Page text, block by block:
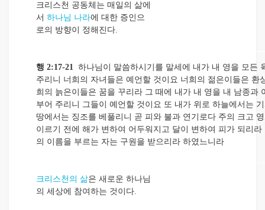
크리스천 공동체는 매일의 삶에
서 하나님 나라에 대한 증인으
로의 방향이 정해진다.
행 2:17-21 하나님이 말씀하시기를 말세에 내가 내 영을 모든
주리니 너희의 자녀들은 예언할 것이요 너희의 젊은이들은 환
희의 늙은이들은 꿈을 꾸리라 그 때에 내가 내 영을 내 남종과
부어 주리니 그들이 예언할 것이요 또 내가 위로 하늘에서는
땅에서는 징조를 베풀리니 곧 피와 불과 연기로다 주의 크고
이르기 전에 해가 변하여 어두워지고 달이 변하여 피가 되리라
의 이름을 부르는 자는 구원을 받으리라 하였느니라
크리스천의 삶은 새로운 하나님
의 세상에 참여하는 것이다.